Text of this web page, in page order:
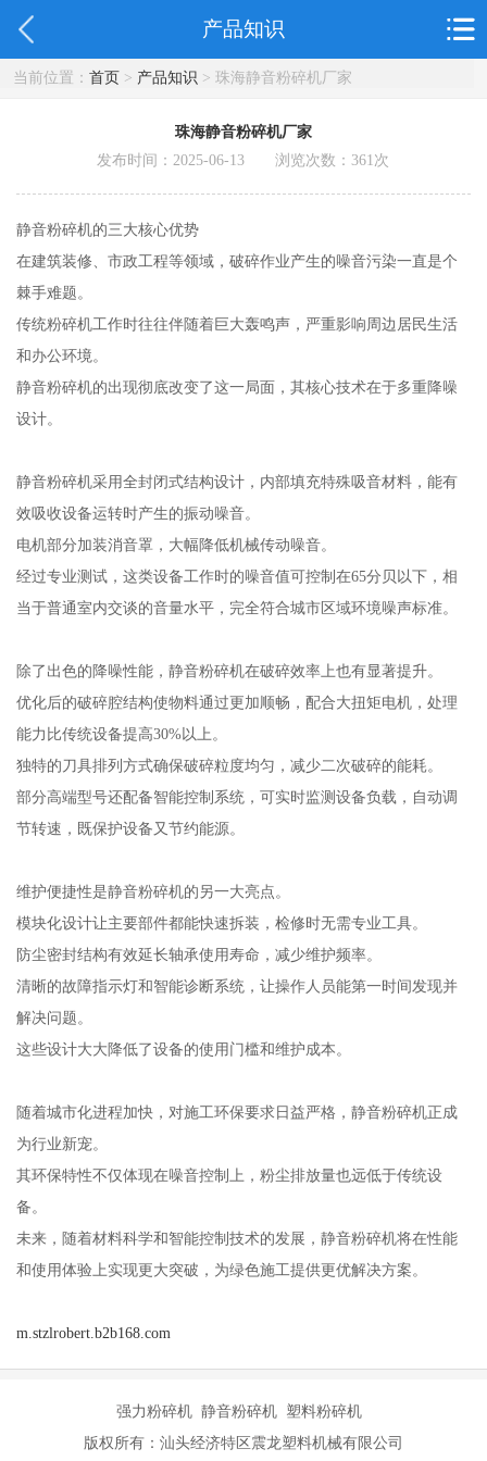
产品知识
当前位置： 首页> 产品知识 > 珠海静音粉碎机厂家
珠海静音粉碎机厂家
发布时间：2025-06-13 浏览次数：361次
静音粉碎机的三大核心优势
在建筑装修、市政工程等领域，破碎作业产生的噪音污染一直是个
棘手难题。
传统粉碎机工作时往往伴随着巨大轰鸣声，严重影响周边居民生活
和办公环境。
静音粉碎机的出现彻底改变了这一局面，其核心技术在于多重降噪
设计。
静音粉碎机采用全封闭式结构设计，内部填充特殊吸音材料，能有
效吸收设备运转时产生的振动噪音。
电机部分加装消音罩，大幅降低机械传动噪音。
经过专业测试，这类设备工作时的噪音值可控制在65分贝以下，相
当于普通室内交谈的音量水平，完全符合城市区域环境噪声标准。
除了出色的降噪性能，静音粉碎机在破碎效率上也有显著提升。
优化后的破碎腔结构使物料通过更加顺畅，配合大扭矩电机，处理
能力比传统设备提高30%以上。
独特的刀具排列方式确保破碎粒度均匀，减少二次破碎的能耗。
部分高端型号还配备智能控制系统，可实时监测设备负载，自动调
节转速，既保护设备又节约能源。
维护便捷性是静音粉碎机的另一大亮点。
模块化设计让主要部件都能快速拆装，检修时无需专业工具。
防尘密封结构有效延长轴承使用寿命，减少维护频率。
清晰的故障指示灯和智能诊断系统，让操作人员能第一时间发现并
解决问题。
这些设计大大降低了设备的使用门槛和维护成本。
随着城市化进程加快，对施工环保要求日益严格，静音粉碎机正成
为行业新宠。
其环保特性不仅体现在噪音控制上，粉尘排放量也远低于传统设
备。
未来，随着材料科学和智能控制技术的发展，静音粉碎机将在性能
和使用体验上实现更大突破，为绿色施工提供更优解决方案。
m.stzlrobert.b2b168.com
强力粉碎机 静音粉碎机 塑料粉碎机
版权所有：汕头经济特区震龙塑料机械有限公司